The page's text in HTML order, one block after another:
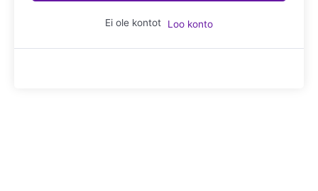
Ei ole kontot Loo konto